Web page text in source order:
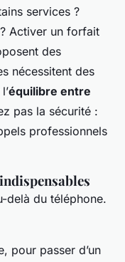
services ?
Activer un forfait
des
nécessitent des
équilibre entre
pas la sécurité :
professionnels
delà du téléphone.
pour passer d’un